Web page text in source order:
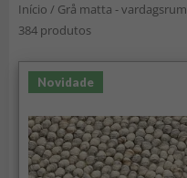
Início / Grå matta - vardagsrum
384 produtos
Novidade